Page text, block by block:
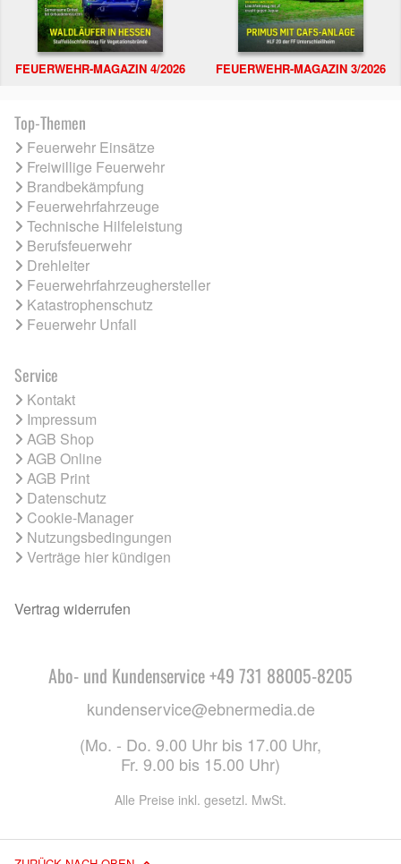
FEUERWEHR-MAGAZIN 4/2026 FEUERWEHR-MAGAZIN 3/2026
Top-Themen
Feuerwehr Einsätze
Freiwillige Feuerwehr
Brandbekämpfung
Feuerwehrfahrzeuge
Technische Hilfeleistung
Berufsfeuerwehr
Drehleiter
Feuerwehrfahrzeughersteller
Katastrophenschutz
Feuerwehr Unfall
Service
Kontakt
Impressum
AGB Shop
AGB Online
AGB Print
Datenschutz
Cookie-Manager
Nutzungsbedingungen
Verträge hier kündigen
Vertrag widerrufen
Abo- und Kundenservice +49 731 88005-8205
kundenservice@ebnermedia.de
(Mo. - Do. 9.00 Uhr bis 17.00 Uhr,
Fr. 9.00 bis 15.00 Uhr)
Alle Preise inkl. gesetzl. MwSt.